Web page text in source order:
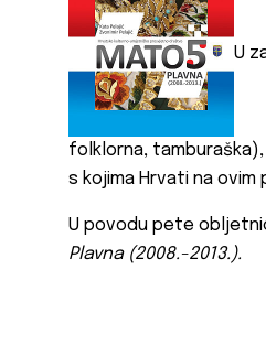
U
folklorna,
s kojima Hrvati na ovim
U povodu pete
Plavna (2008.-2013.).